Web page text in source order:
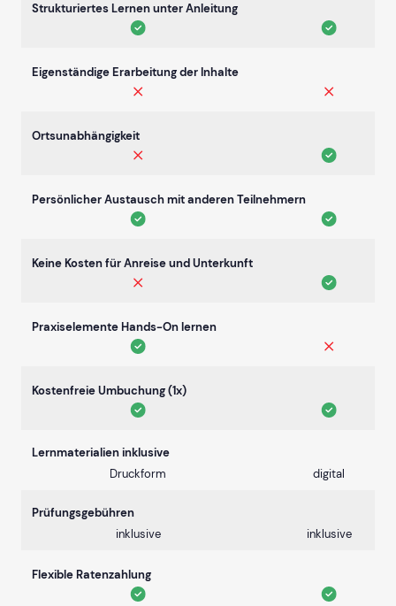
Strukturiertes Lernen unter Anleitung
Eigenständige Erarbeitung der Inhalte
Ortsunabhängigkeit
Persönlicher Austausch mit anderen Teilnehmern
Keine Kosten für Anreise und Unterkunft
Praxiselemente Hands-On lernen
Kostenfreie Umbuchung (1x)
Lernmaterialien inklusive
Druckform
digital
Prüfungsgebühren
inklusive
inklusive
Flexible Ratenzahlung